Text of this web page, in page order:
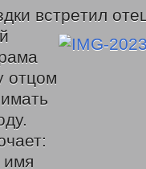
данных
с рождением (усыновлением)
в возрасте до 3-х лет
матерям
встретил
отцом
имя